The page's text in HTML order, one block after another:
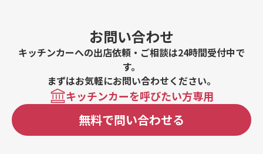
お問い合わせ
キッチンカーへの出店依頼・ご相談は24時間受付中で
す。
まずはお気軽にお問い合わせください。
キッチンカーを呼びたい方専用
無料で問い合わせる